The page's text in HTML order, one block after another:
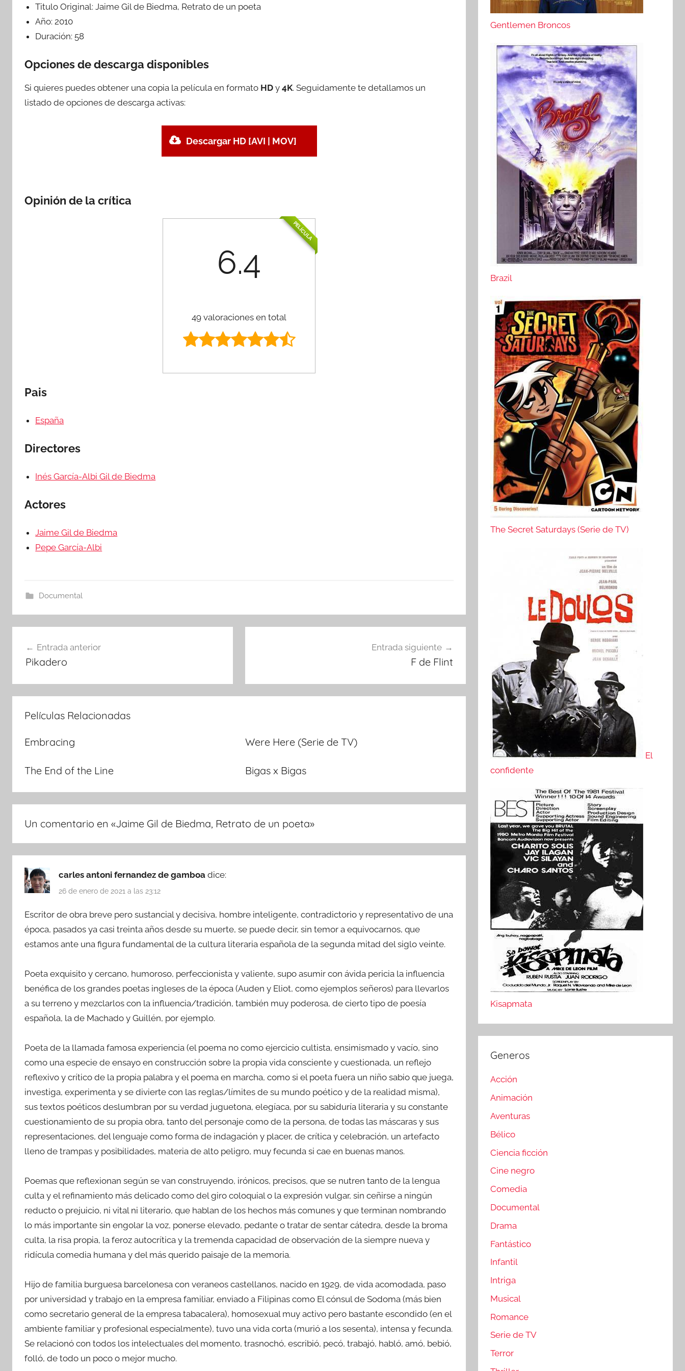
Titulo Original:Jaime Gil de Biedma, Retrato de un poeta
Año: 2010
Duración: 58
Opciones de descarga disponibles
Si quieres puedes obtener una copia la película en formato HD y 4K. Seguidamente te detallamos un
listado de opciones de descarga activas:
Descargar HD [AVI | MOV]
Opinión de la crítica
PELÍCULA
6.4
49 valoraciones en total
Pais
España
Directores
Inés García-Albi Gil de Biedma
Actores
Jaime Gil de Biedma
Pepe García-Albi
Documental
Navegación
de
entradas
Entrada anterior
Pikadero
Entrada siguiente
F de Flint
Películas Relacionadas
Embracing Were Here (Serie de TV)
The End of the Line Bigas x Bigas
Un comentario en «Jaime Gil de Biedma, Retrato de un poeta»
carles antoni fernandez de gamboa dice:
26 de enero de 2021 a las 23:12
Escritor de obra breve pero sustancial y decisiva, hombre inteligente, contradictorio y representativo de una
época, pasados ya casi treinta años desde su muerte, se puede decir, sin temor a equivocarnos, que
estamos ante una figura fundamental de la cultura literaria española de la segunda mitad del siglo veinte.
Poeta exquisito y cercano, humoroso, perfeccionista y valiente, supo asumir con ávida pericia la influencia
benéfica de los grandes poetas ingleses de la época (Auden y Eliot, como ejemplos señeros) para llevarlos
a su terreno y mezclarlos con la influencia/tradición, también muy poderosa, de cierto tipo de poesía
española, la de Machado y Guillén, por ejemplo.
Poeta de la llamada famosa experiencia (el poema no como ejercicio cultista, ensimismado y vacío, sino
como una especie de ensayo en construcción sobre la propia vida consciente y cuestionada, un reflejo
reflexivo y crítico de la propia palabra y el poema en marcha, como si el poeta fuera un niño sabio que juega,
investiga, experimenta y se divierte con las reglas/límites de su mundo poético y de la realidad misma),
sus textos poéticos deslumbran por su verdad juguetona, elegíaca, por su sabiduría literaria y su constante
cuestionamiento de su propia obra, tanto del personaje como de la persona, de todas las máscaras y sus
representaciones, del lenguaje como forma de indagación y placer, de crítica y celebración, un artefacto
lleno de trampas y posibilidades, materia de alto peligro, muy fecunda si cae en buenas manos.
Poemas que reflexionan según se van construyendo, irónicos, precisos, que se nutren tanto de la lengua
culta y el refinamiento más delicado como del giro coloquial o la expresión vulgar, sin ceñirse a ningún
reducto o prejuicio, ni vital ni literario, que hablan de los hechos más comunes y que terminan nombrando
lo más importante sin engolar la voz, ponerse elevado, pedante o tratar de sentar cátedra, desde la broma
culta, la risa propia, la feroz autocrítica y la tremenda capacidad de observación de la siempre nueva y
ridícula comedia humana y del más querido paisaje de la memoria.
Hijo de familia burguesa barcelonesa con veraneos castellanos, nacido en 1929, de vida acomodada, paso
por universidad y trabajo en la empresa familiar, enviado a Filipinas como El cónsul de Sodoma (más bien
como secretario general de la empresa tabacalera), homosexual muy activo pero bastante escondido (en el
ambiente familiar y profesional especialmente), tuvo una vida corta (murió a los sesenta), intensa y fecunda.
Se relacionó con todos los intelectuales del momento, trasnochó, escribió, pecó, trabajó, habló, amó, bebió,
folló, de todo un poco o mejor mucho.
Gentlemen Broncos
Brazil
The Secret Saturdays (Serie de TV)
El
confidente
Kisapmata
Generos
Acción
Animación
Aventuras
Bélico
Ciencia ficción
Cine negro
Comedia
Documental
Drama
Fantástico
Infantil
Intriga
Musical
Romance
Serie de TV
Terror